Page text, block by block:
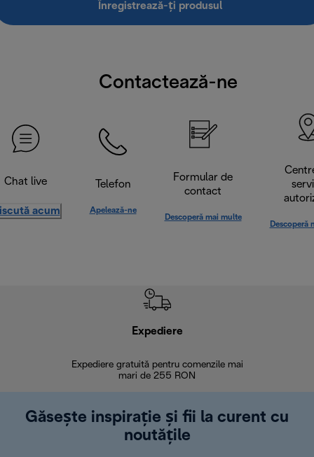
Înregistrează-ți produsul
Contactează-ne
Chat live
acum
Telefon
Apelează-ne
Formular de
contact
Descoperă mai multe
Descoperă
Expediere
Expediere gratuită pentru comenzile mai
mari de 255 RON
Găsește inspirație și fii la curent cu
noutățile